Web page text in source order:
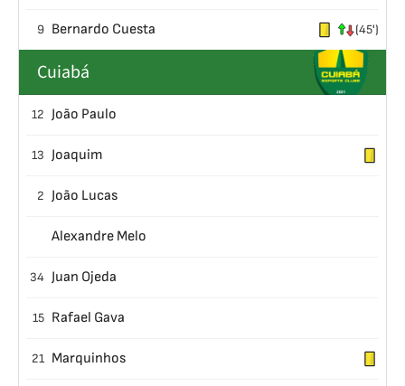
9 Bernardo Cuesta (45')
Cuiabá
12 João Paulo
13 Joaquim
2 João Lucas
Alexandre Melo
34 Juan Ojeda
15 Rafael Gava
21 Marquinhos